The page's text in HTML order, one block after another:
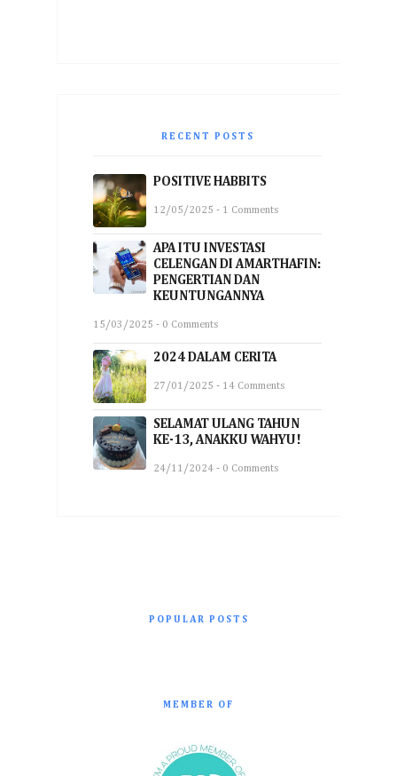
RECENT POSTS
POSITIVE HABBITS
12/05/2025 - 1 Comments
APA ITU INVESTASI
CELENGAN DI AMARTHAFIN:
PENGERTIAN DAN
KEUNTUNGANNYA
15/03/2025 - 0 Comments
2024 DALAM CERITA
27/01/2025 - 14 Comments
SELAMAT ULANG TAHUN
KE-13, ANAKKU WAHYU!
24/11/2024 - 0 Comments
POPULAR POSTS
MEMBER OF